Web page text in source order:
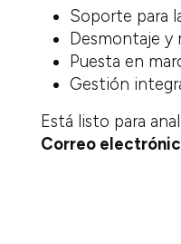
Soporte para
Desmontaje
Puesta en
Gestión
Está listo para
Correo